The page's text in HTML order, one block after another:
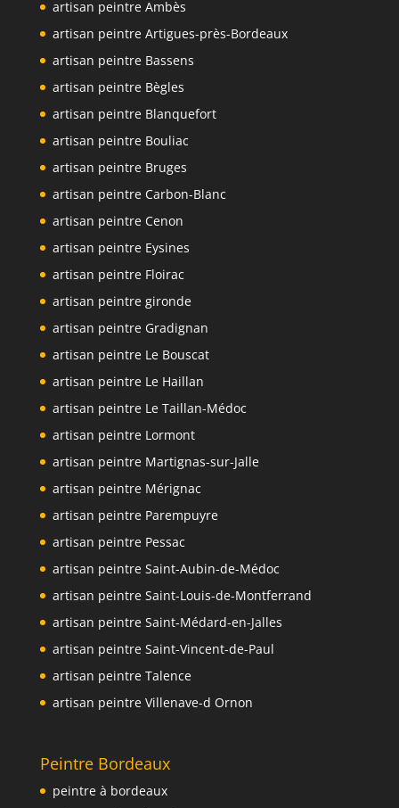
artisan peintre Ambès
artisan peintre Artigues-près-Bordeaux
artisan peintre Bassens
artisan peintre Bègles
artisan peintre Blanquefort
artisan peintre Bouliac
artisan peintre Bruges
artisan peintre Carbon-Blanc
artisan peintre Cenon
artisan peintre Eysines
artisan peintre Floirac
artisan peintre gironde
artisan peintre Gradignan
artisan peintre Le Bouscat
artisan peintre Le Haillan
artisan peintre Le Taillan-Médoc
artisan peintre Lormont
artisan peintre Martignas-sur-Jalle
artisan peintre Mérignac
artisan peintre Parempuyre
artisan peintre Pessac
artisan peintre Saint-Aubin-de-Médoc
artisan peintre Saint-Louis-de-Montferrand
artisan peintre Saint-Médard-en-Jalles
artisan peintre Saint-Vincent-de-Paul
artisan peintre Talence
artisan peintre Villenave-d Ornon
Peintre Bordeaux
peintre à bordeaux